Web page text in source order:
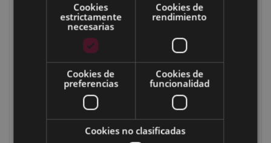
Garaiguenzelaia
Zaturioko zubia
Iruregaña
Cookies
estrictamente
necesarias
Cookies de
rendimiento
Cookies de
preferencias
Cookies de
funcionalidad
Cookies no clasificadas